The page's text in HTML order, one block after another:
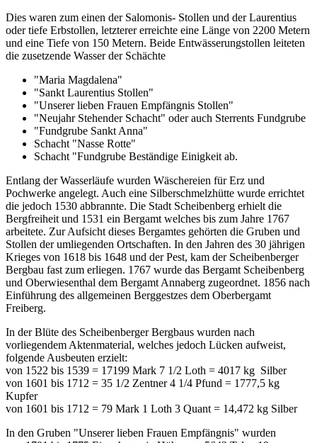
Dies waren zum einen der Salomonis- Stollen und der Laurentius
oder tiefe Erbstollen, letzterer erreichte eine Länge von 2200 Metern
und eine Tiefe von 150 Metern. Beide Entwässerungstollen leiteten
die zusetzende Wasser der Schächte
"Maria Magdalena"
"Sankt Laurentius Stollen"
"Unserer lieben Frauen Empfängnis Stollen"
"Neujahr Stehender Schacht" oder auch Sterrents Fundgrube
"Fundgrube Sankt Anna"
Schacht "Nasse Rotte"
Schacht "Fundgrube Beständige Einigkeit ab.
Entlang der Wasserläufe wurden Wäschereien für Erz und
Pochwerke angelegt. Auch eine Silberschmelzhütte wurde errichtet
die jedoch 1530 abbrannte. Die Stadt Scheibenberg erhielt die
Bergfreiheit und 1531 ein Bergamt welches bis zum Jahre 1767
arbeitete. Zur Aufsicht dieses Bergamtes gehörten die Gruben und
Stollen der umliegenden Ortschaften. In den Jahren des 30 jährigen
Krieges von 1618 bis 1648 und der Pest, kam der Scheibenberger
Bergbau fast zum erliegen. 1767 wurde das Bergamt Scheibenberg
und Oberwiesenthal dem Bergamt Annaberg zugeordnet. 1856 nach
Einführung des allgemeinen Berggestzes dem Oberbergamt
Freiberg.
In der Blüte des Scheibenberger Bergbaus wurden nach
vorliegendem Aktenmaterial, welches jedoch Lücken aufweist,
folgende Ausbeuten erzielt:
von 1522 bis 1539 = 17199 Mark 7 1/2 Loth = 4017 kg Silber
von 1601 bis 1712 = 35 1/2 Zentner 4 1/4 Pfund = 1777,5 kg
Kupfer
von 1601 bis 1712 = 79 Mark 1 Loth 3 Quant = 14,472 kg Silber
In den Gruben "Unserer lieben Frauen Empfängnis" wurden